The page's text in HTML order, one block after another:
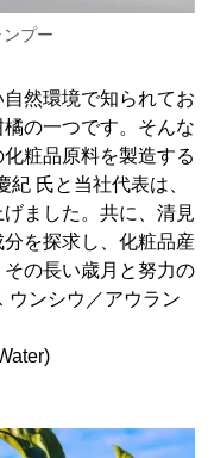
プー
然環境で知られてお
の一つです。そんな
粧品原料を製造する
氏と当社代表は、
ました。共に、清見
を探求し、化粧品産
の長い歳月と努力の
ウンシウ／アウラン